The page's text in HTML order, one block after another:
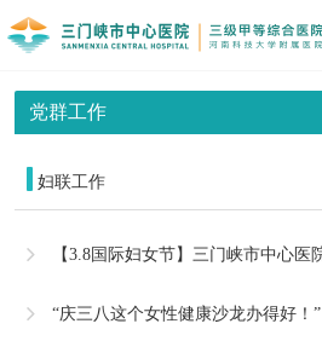
党群工作
妇联工作
“庆三八这个女性健康沙龙办得好！”